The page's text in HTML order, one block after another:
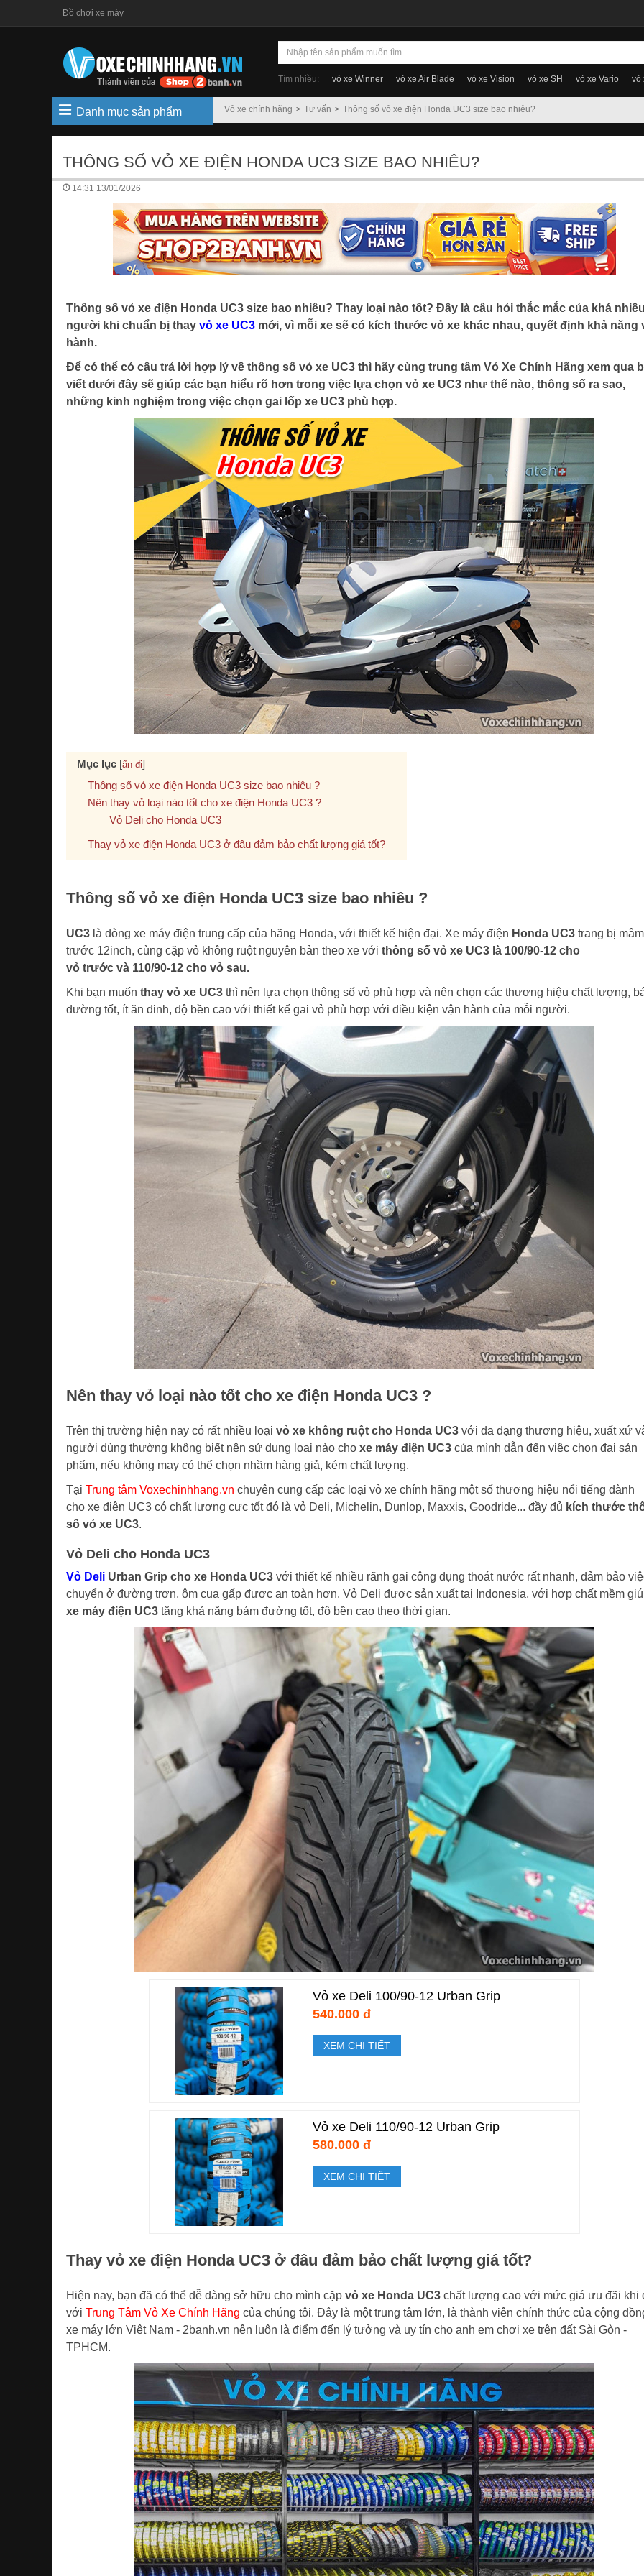
Đồ chơi xe máy
Tìm nhiều: vỏ xe Winner vỏ xe Air Blade vỏ xe Vision vỏ xe SH vỏ xe Vario vỏ
Vỏ xe chính hãng Tư vấn Thông số vỏ xe điện Honda UC3 size bao nhiêu?
Danh mục sản phẩm
THÔNG SỐ VỎ XE ĐIỆN HONDA UC3 SIZE BAO NHIÊU?
14:31 13/01/2026
Thông số vỏ xe điện Honda UC3 size bao nhiêu? Thay loại nào tốt? Đây là câu hỏi thắc mắc của khá nhiều
người khi chuẩn bị thay vỏ xe UC3 mới, vì mỗi xe sẽ có kích thước vỏ xe khác nhau, quyết định khả năng
hành.
Để có thể có câu trả lời hợp lý về thông số vỏ xe UC3 thì hãy cùng trung tâm Vỏ Xe Chính Hãng xem qua
viết dưới đây sẽ giúp các bạn hiểu rõ hơn trong việc lựa chọn vỏ xe UC3 như thế nào, thông số ra sao,
những kinh nghiệm trong việc chọn gai lốp xe UC3 phù hợp.
Mục lục [ẩn đi]
Thông số vỏ xe điện Honda UC3 size bao nhiêu ?
Nên thay vỏ loại nào tốt cho xe điện Honda UC3 ?
Vỏ Deli cho Honda UC3
Thay vỏ xe điện Honda UC3 ở đâu đảm bảo chất lượng giá tốt?
Thông số vỏ xe điện Honda UC3 size bao nhiêu ?
UC3 là dòng xe máy điện trung cấp của hãng Honda, với thiết kế hiện đại. Xe máy điện Honda UC3 trang bị mâm
trước 12inch, cùng cặp vỏ không ruột nguyên bản theo xe với thông số vỏ xe UC3 là 100/90-12 cho
vỏ trước và 110/90-12 cho vỏ sau.
Khi bạn muốn thay vỏ xe UC3 thì nên lựa chọn thông số vỏ phù hợp và nên chọn các thương hiệu chất lượng,
đường tốt, ít ăn đinh, độ bền cao với thiết kế gai vỏ phù hợp với điều kiện vận hành của mỗi người.
Nên thay vỏ loại nào tốt cho xe điện Honda UC3 ?
Trên thị trường hiện nay có rất nhiều loại vỏ xe không ruột cho Honda UC3 với đa dạng thương hiệu, xuất xứ
người dùng thường không biết nên sử dụng loại nào cho xe máy điện UC3 của mình dẫn đến việc chọn đại sản
phẩm, nếu không may có thể chọn nhầm hàng giả, kém chất lượng.
Tại Trung tâm Voxechinhhang.vn chuyên cung cấp các loại vỏ xe chính hãng một số thương hiệu nổi tiếng dành
cho xe điện UC3 có chất lượng cực tốt đó là vỏ Deli, Michelin, Dunlop, Maxxis, Goodride... đầy đủ kích thước
số vỏ xe UC3.
Vỏ Deli cho Honda UC3
Vỏ Deli Urban Grip cho xe Honda UC3 với thiết kế nhiều rãnh gai công dụng thoát nước rất nhanh, đảm bảo
chuyển ở đường trơn, ôm cua gấp được an toàn hơn. Vỏ Deli được sản xuất tại Indonesia, với hợp chất mềm
xe máy điện UC3 tăng khả năng bám đường tốt, độ bền cao theo thời gian.
Vỏ xe Deli 100/90-12 Urban Grip
540.000 đ
XEM CHI TIẾT
Vỏ xe Deli 110/90-12 Urban Grip
580.000 đ
XEM CHI TIẾT
Thay vỏ xe điện Honda UC3 ở đâu đảm bảo chất lượng giá tốt?
Hiện nay, bạn đã có thể dễ dàng sở hữu cho mình cặp vỏ xe Honda UC3 chất lượng cao với mức giá ưu đãi khi
với Trung Tâm Vỏ Xe Chính Hãng của chúng tôi. Đây là một trung tâm lớn, là thành viên chính thức của cộng
xe máy lớn Việt Nam - 2banh.vn nên luôn là điểm đến lý tưởng và uy tín cho anh em chơi xe trên đất Sài Gòn -
TPHCM.